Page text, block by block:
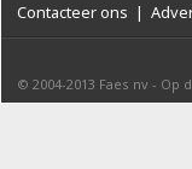
Contacteer ons |
© 2004-2013 Faes nv - Op